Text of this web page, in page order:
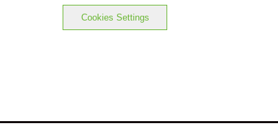
Cookies Settings